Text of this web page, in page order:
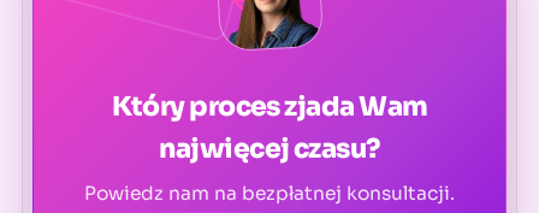
Który proces zjada Wam
najwięcej czasu?
Powiedz nam na bezpłatnej konsultacji.